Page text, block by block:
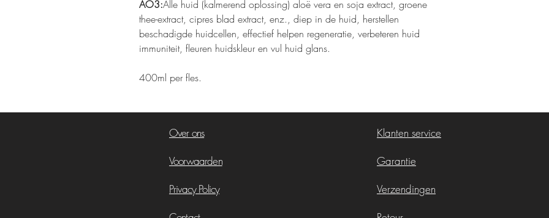
AO3:Alle huid (kalmerend oplossing) aloë vera en soja extract, groene
thee-extract, cipres blad extract, enz., diep in de huid, herstellen
beschadigde huidcellen, effectief helpen regeneratie, verbeteren huid
immuniteit, fleuren huidskleur en vul huid glans.
400ml per fles.
Over ons
Voorwaarden
Privacy Policy
Klanten service
Garantie
Verzendingen